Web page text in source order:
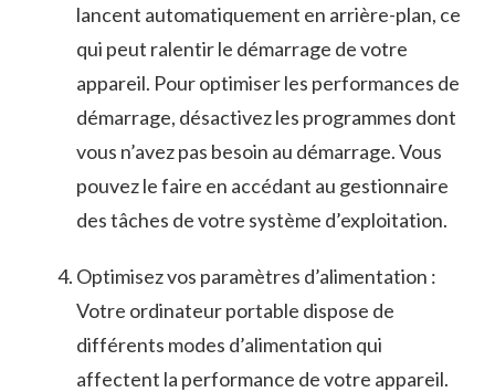
lancent automatiquement ⁤en arrière-plan, ce
qui ⁢peut​ ralentir ⁢le démarrage de votre
appareil. Pour optimiser les performances de
démarrage, désactivez les programmes dont
vous n’avez pas besoin au démarrage. Vous
pouvez le faire en accédant au gestionnaire
des tâches de votre système d’exploitation.
Optimisez​ vos paramètres d’alimentation :
‌Votre ordinateur portable dispose de
différents⁤ modes d’alimentation qui
affectent la performance de votre appareil.